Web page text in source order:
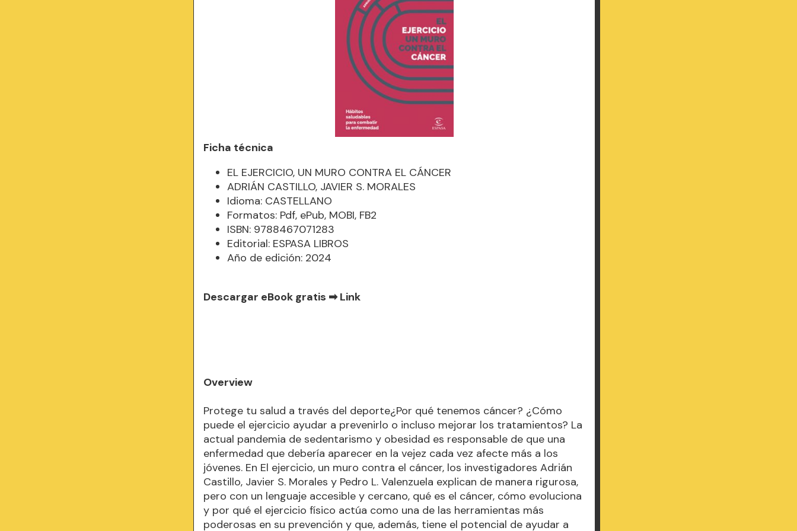
Ficha técnica
EL EJERCICIO, UN MURO CONTRA EL CÁNCER
ADRIÁN CASTILLO, JAVIER S. MORALES
Idioma: CASTELLANO
Formatos: Pdf, ePub, MOBI, FB2
ISBN: 9788467071283
Editorial: ESPASA LIBROS
Año de edición: 2024
Descargar eBook gratis ➡Link
Overview
Protege tu salud a través del deporte¿Por qué tenemos cáncer? ¿Cómo
puede el ejercicio ayudar a prevenirlo o incluso mejorar los tratamientos? La
actual pandemia de sedentarismo y obesidad es responsable de que una
enfermedad que debería aparecer en la vejez cada vez afecte más a los
jóvenes. En El ejercicio, un muro contra el cáncer, los investigadores Adrián
Castillo, Javier S. Morales y Pedro L. Valenzuela explican de manera rigurosa,
pero con un lenguaje accesible y cercano, qué es el cáncer, cómo evoluciona
y por qué el ejercicio físico actúa como una de las herramientas más
poderosas en su prevención y que, además, tiene el potencial de ayudar a